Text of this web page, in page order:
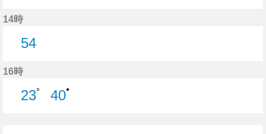
14時
54
16時
23○
40●